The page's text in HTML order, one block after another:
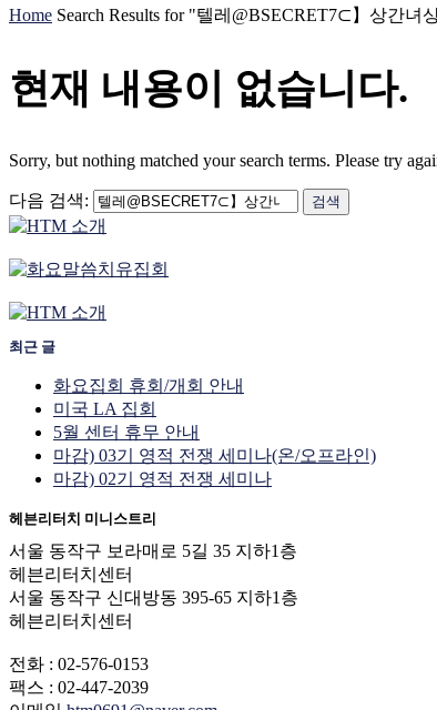
Home Search Results for "텔레@BSECRET7⊂】상간녀
현재 내용이 없습니다.
Sorry, but nothing matched your search terms. Please try
다음 검색:
최근 글
화요집회 휴회/개회 안내
미국 LA 집회
5월 센터 휴무 안내
마감) 03기 영적 전쟁 세미나(온/오프라인)
마감) 02기 영적 전쟁 세미나
헤븐리터치 미니스트리
서울 동작구 보라매로 5길 35 지하1층
헤븐리터치센터
서울 동작구 신대방동 395-65 지하1층
헤븐리터치센터
전화 : 02-576-0153
팩스 : 02-447-2039